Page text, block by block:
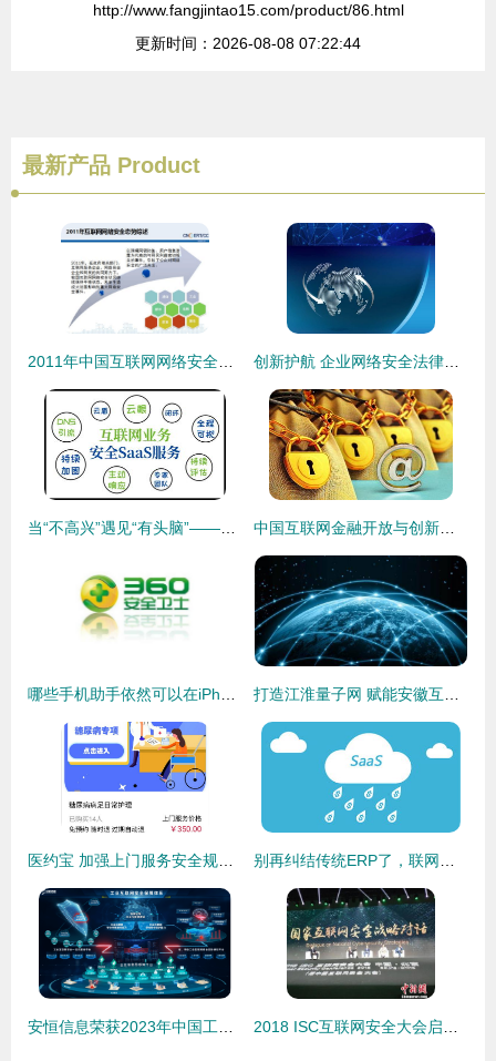
http://www.fangjintao15.com/product/86.html
更新时间：2026-08-08 07:22:44
最新产品 Product